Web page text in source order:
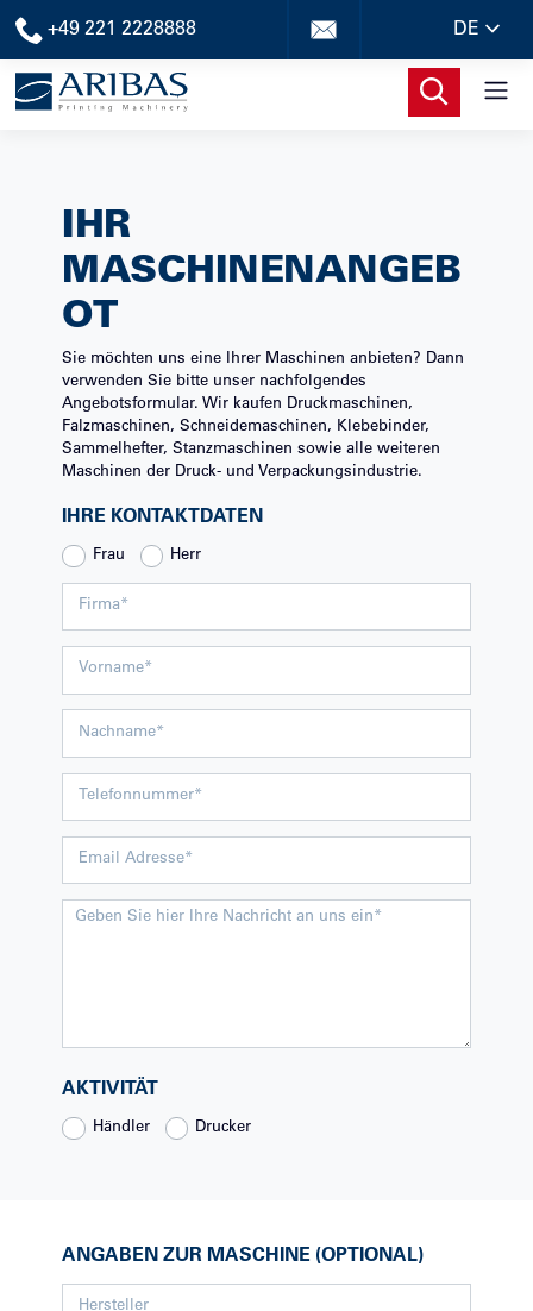
+49 221 2228888 DE
IHR
MASCHINENANGEB
OT
Sie möchten uns eine Ihrer Maschinen anbieten? Dann
verwenden Sie bitte unser nachfolgendes
Angebotsformular. Wir kaufen Druckmaschinen,
Falzmaschinen, Schneidemaschinen, Klebebinder,
Sammelhefter, Stanzmaschinen sowie alle weiteren
Maschinen der Druck- und Verpackungsindustrie.
IHRE KONTAKTDATEN
Frau Herr
AKTIVITÄT
Händler Drucker
ANGABEN ZUR MASCHINE (OPTIONAL)